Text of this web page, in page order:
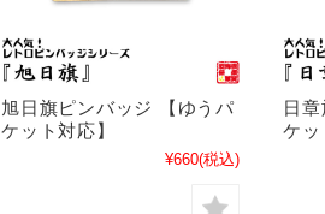
旭日旗ピンバッジ 【ゆうパ
ケット対応】
¥660(税込)
日
ケッ